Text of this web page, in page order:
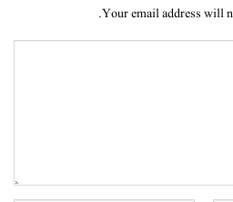
Your email address will